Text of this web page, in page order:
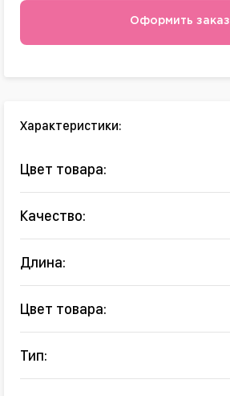
Оформить заказ
Характеристики:
Цвет товара:
Качество:
Длина:
Цвет товара:
Тип: